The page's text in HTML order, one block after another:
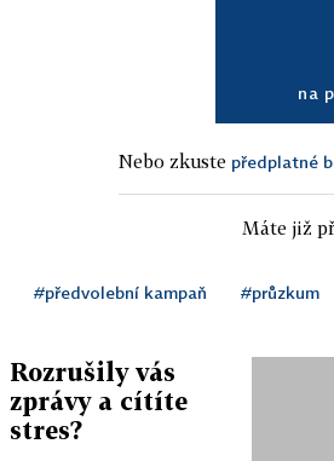
na
Nebo zkuste předplatné
Máte již
#předvolební kampaň #průzkum
Rozrušily vás
zprávy a cítíte
stres?